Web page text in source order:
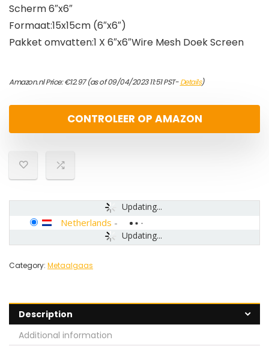
Scherm 6″x6″
Formaat:15x15cm (6″x6″)
Pakket omvatten:1 X 6″x6″Wire Mesh Doek Screen
Amazon.nl Price:€12.97(as of 09/04/2023 11:51 PST-Details)
CONTROLEER OP AMAZON
Updating...
Updating...
Netherlands -
Category: Metaalgaas
Description
Additional information